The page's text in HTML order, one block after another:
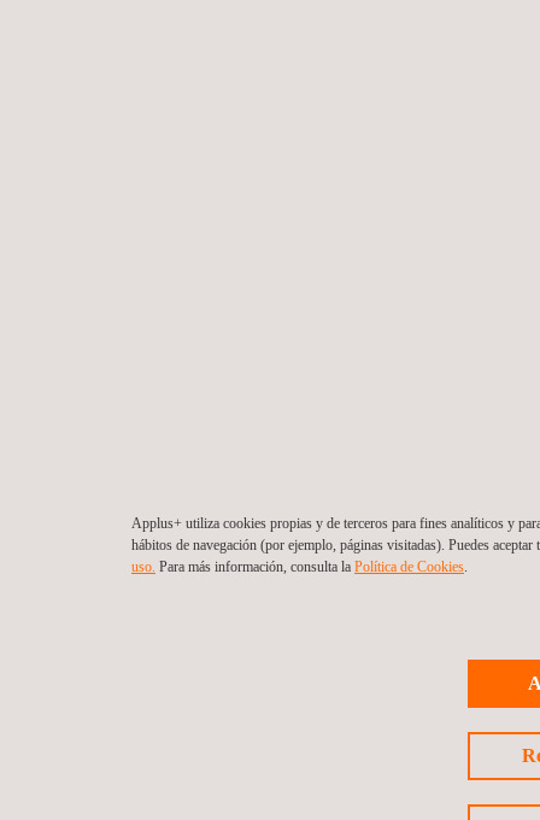
Applus+ utiliza cookies propias y de terceros para fines analíticos y
hábitos de navegación (por ejemplo, páginas visitadas). Puedes
uso. Para más información, consulta la Política de Cookies.